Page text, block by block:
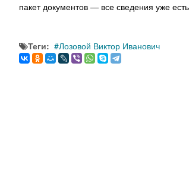
пакет документов — все сведения уже
Теги: Лозовой Виктор Иванович